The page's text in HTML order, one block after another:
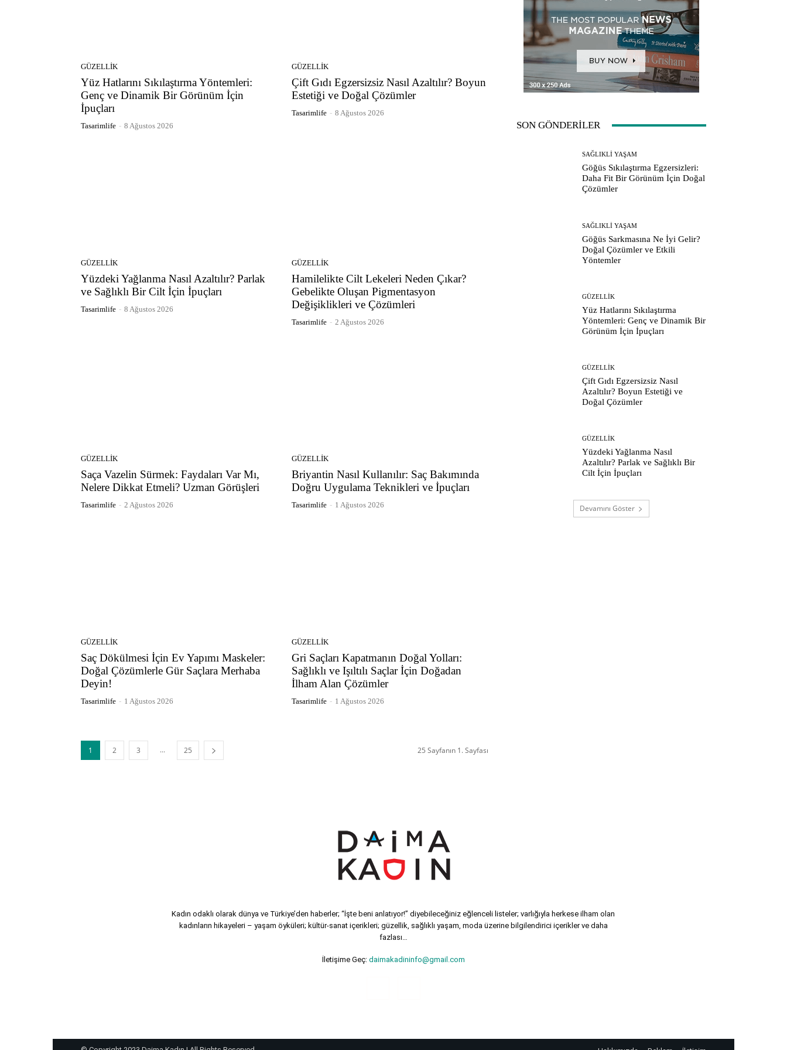
GÜZELLIK
Yüz Hatlarını Sıkılaştırma Yöntemleri:
Genç ve Dinamik Bir Görünüm İçin
İpuçları
Tasarimlife - 8 Ağustos 2026
GÜZELLIK
Çift Gıdı Egzersizsiz Nasıl Azaltılır? Boyun
Estetiği ve Doğal Çözümler
Tasarimlife - 8 Ağustos 2026
GÜZELLIK
Yüzdeki Yağlanma Nasıl Azaltılır? Parlak
ve Sağlıklı Bir Cilt İçin İpuçları
Tasarimlife - 8 Ağustos 2026
GÜZELLIK
Hamilelikte Cilt Lekeleri Neden Çıkar?
Gebelikte Oluşan Pigmentasyon
Değişiklikleri ve Çözümleri
Tasarimlife - 2 Ağustos 2026
GÜZELLIK
Saça Vazelin Sürmek: Faydaları Var Mı,
Nelere Dikkat Etmeli? Uzman Görüşleri
Tasarimlife - 2 Ağustos 2026
GÜZELLIK
Briyantin Nasıl Kullanılır: Saç Bakımında
Doğru Uygulama Teknikleri ve İpuçları
Tasarimlife - 1 Ağustos 2026
GÜZELLIK
Saç Dökülmesi İçin Ev Yapımı Maskeler:
Doğal Çözümlerle Gür Saçlara Merhaba
Deyin!
Tasarimlife - 1 Ağustos 2026
GÜZELLIK
Gri Saçları Kapatmanın Doğal Yolları:
Sağlıklı ve Işıltılı Saçlar İçin Doğadan
İlham Alan Çözümler
Tasarimlife - 1 Ağustos 2026
1 2 3 ... 25 25 Sayfanın 1. Sayfası
SON GÖNDERİLER
SAĞLIKLI YAŞAM
Göğüs Sıkılaştırma Egzersizleri:
Daha Fit Bir Görünüm İçin Doğal
Çözümler
SAĞLIKLI YAŞAM
Göğüs Sarkmasına Ne İyi Gelir?
Doğal Çözümler ve Etkili
Yöntemler
GÜZELLIK
Yüz Hatlarını Sıkılaştırma
Yöntemleri: Genç ve Dinamik Bir
Görünüm İçin İpuçları
GÜZELLIK
Çift Gıdı Egzersizsiz Nasıl
Azaltılır? Boyun Estetiği ve
Doğal Çözümler
GÜZELLIK
Yüzdeki Yağlanma Nasıl
Azaltılır? Parlak ve Sağlıklı Bir
Cilt İçin İpuçları
Devamını Göster
Kadın odaklı olarak dünya ve Türkiye’den haberler; “İşte beni anlatıyor!” diyebileceğiniz eğlenceli listeler; varlığıyla herkese ilham olan
kadınların hikayeleri – yaşam öyküleri; kültür-sanat içerikleri; güzellik, sağlıklı yaşam, moda üzerine bilgilendirici içerikler ve daha
fazlası…
İletişime Geç: daimakadininfo@gmail.com